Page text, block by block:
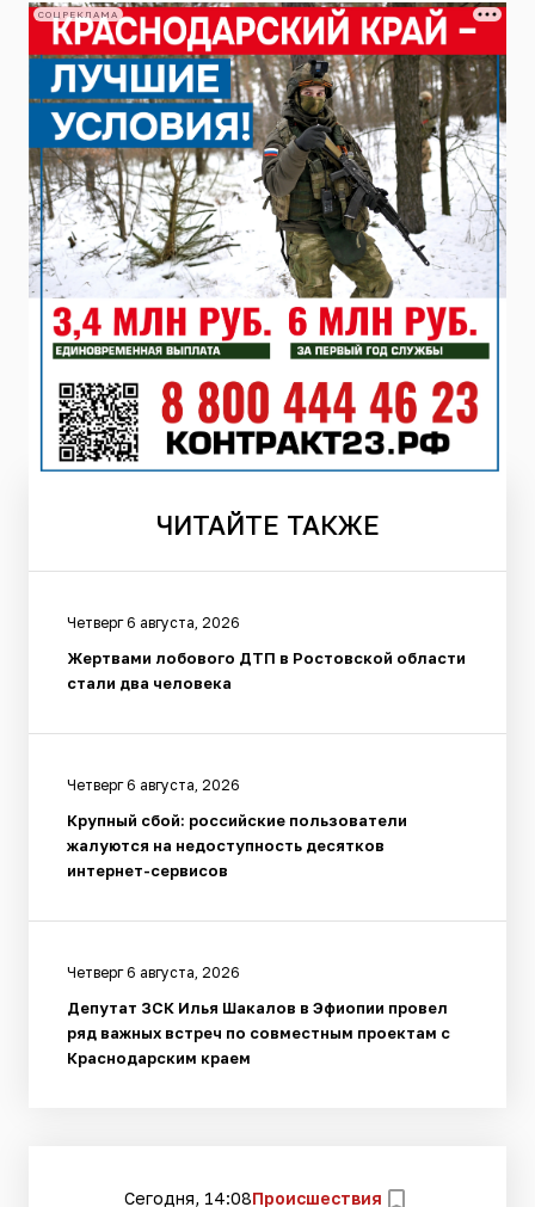
СОЦРЕКЛАМА
ЧИТАЙТЕ ТАКЖЕ
Четверг 6 августа, 2026
Жертвами лобового ДТП в Ростовской области
стали два человека
Четверг 6 августа, 2026
Крупный сбой: российские пользователи
жалуются на недоступность десятков
интернет-сервисов
Четверг 6 августа, 2026
Депутат ЗСК Илья Шакалов в Эфиопии провел
ряд важных встреч по совместным проектам с
Краснодарским краем
Сегодня, 14:08Происшествия